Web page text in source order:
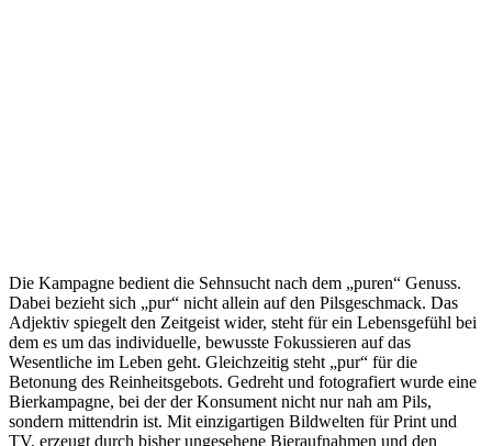
Die Kampagne bedient die Sehnsucht nach dem „puren“ Genuss.
Dabei bezieht sich „pur“ nicht allein auf den Pilsgeschmack. Das
Adjektiv spiegelt den Zeitgeist wider, steht für ein Lebensgefühl bei
dem es um das individuelle, bewusste Fokussieren auf das
Wesentliche im Leben geht. Gleichzeitig steht „pur“ für die
Betonung des Reinheitsgebots. Gedreht und fotografiert wurde eine
Bierkampagne, bei der der Konsument nicht nur nah am Pils,
sondern mittendrin ist. Mit einzigartigen Bildwelten für Print und
TV, erzeugt durch bisher ungesehene Bieraufnahmen und den